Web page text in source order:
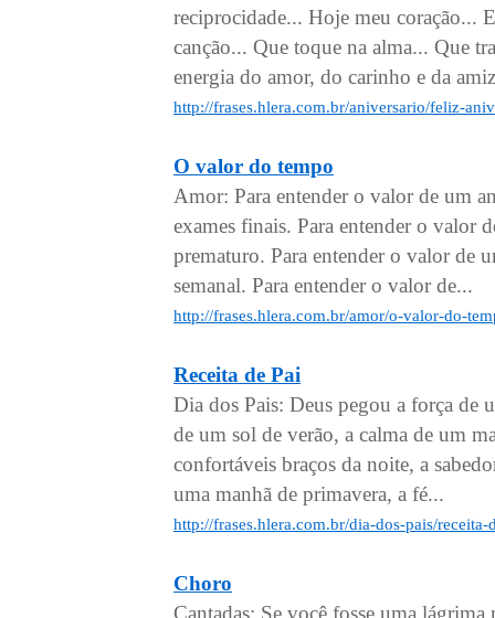
reciprocidade... Hoje meu coração...
canção... Que toque na alma... Que
energia do amor, do carinho e da
http://frases.hlera.com.br/aniversario/feliz-
O valor do tempo
Amor: Para entender o valor de um
exames finais. Para entender o valor
prematuro. Para entender o valor de
semanal. Para entender o valor de...
http://frases.hlera.com.br/amor/o-valor-do-
Receita de Pai
Dia dos Pais: Deus pegou a força de
de um sol de verão, a calma de um
confortáveis braços da noite, a
uma manhã de primavera, a fé...
http://frases.hlera.com.br/dia-dos-pais/receita-
Choro
Cantadas: Se você fosse uma